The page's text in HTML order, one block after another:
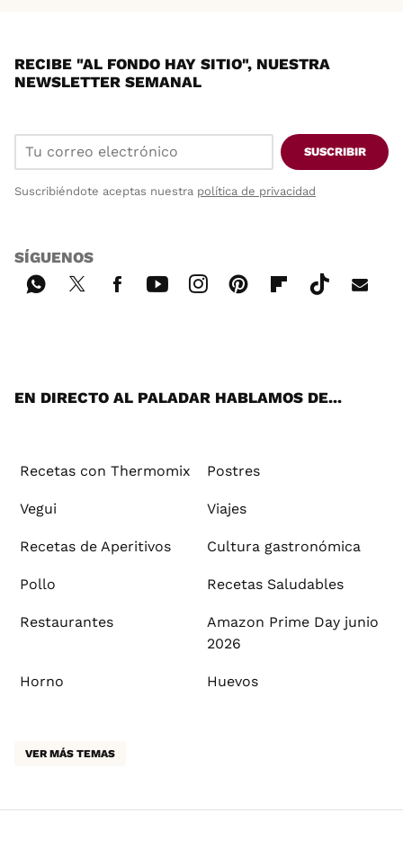
RECIBE "AL FONDO HAY SITIO", NUESTRA
NEWSLETTER SEMANAL
SUSCRIBIR
Suscribiéndote aceptas nuestra política de privacidad
SÍGUENOS
EN DIRECTO AL PALADAR HABLAMOS DE...
Recetas con Thermomix Postres
Vegui Viajes
Recetas de Aperitivos Cultura gastronómica
Pollo Recetas Saludables
Restaurantes
Amazon Prime Day junio
2026
Horno Huevos
VER MÁS TEMAS